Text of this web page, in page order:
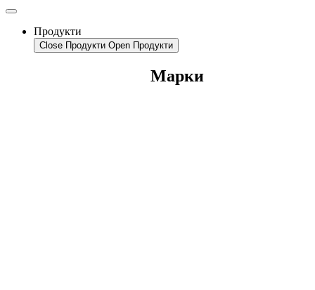
Продукти
Close Продукти Open Продукти
Марки